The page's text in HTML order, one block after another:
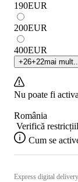
190EUR
200EUR
400EUR
+26+22mai
Nu poate fi
România
Verifică
Cum se
Express digital